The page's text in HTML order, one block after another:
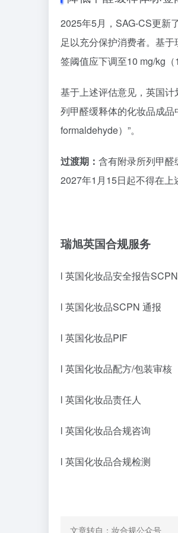
2025年5月，SAG-CS更新
足以充分保护消费者。基
签阈值应下调至10 mg/kg
基于上述评估意见，英国
列甲醛缓释体的化妆品成
formaldehyde）”。
过渡期： 含有附录所列甲
2027年1月15日起不得在上
瑞旭英国合规服务
l 英国化妆品安全报告SCPN
l 英国化妆品SCPN 通报
l 英国化妆品PIF
l 英国化妆品配方/包装审核
l 英国化妆品责任人
l 英国化妆品合规咨询
l 英国化妆品合规检测
文章转自：妆合规公众号